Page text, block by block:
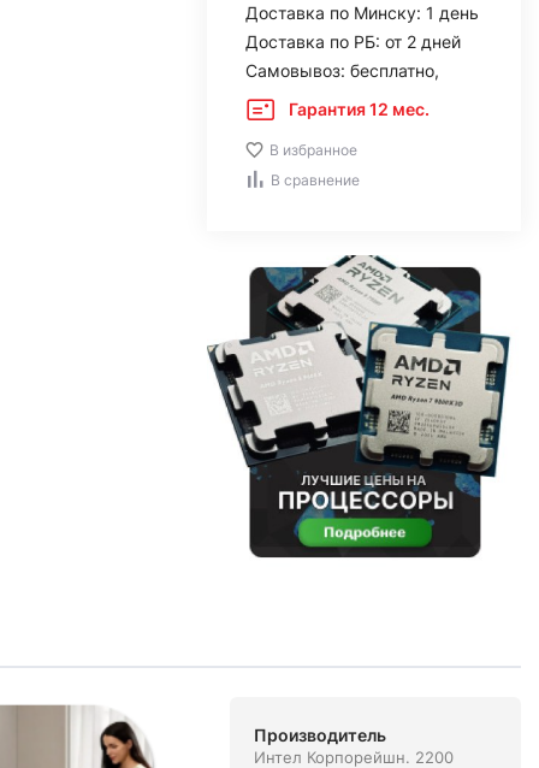
Доставка по Минску: 1 день
Доставка по РБ: от 2 дней
Самовывоз: бесплатно,
Гарантия 12 мес.
В избранное
В сравнение
Производитель
Интел Корпорейшн. 2200